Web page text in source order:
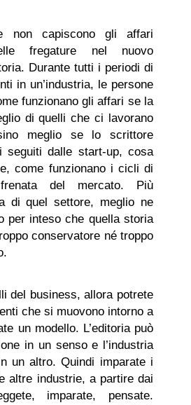
non capiscono gli affari
fregature nel nuovo
Durante tutti i periodi di
in un’industria, le persone
funzionano gli affari se la
di quelli che ci lavorano
meglio se lo scrittore
seguiti dalle start-up, cosa
come funzionano i cicli di
del mercato. Più
di quel settore, meglio ne
per inteso che quella storia
conservatore né troppo
del business, allora potrete
che si muovono intorno a
un modello. L’editoria può
in un senso e l’industria
un altro. Quindi imparate i
altre industrie, a partire dai
imparate, pensate.